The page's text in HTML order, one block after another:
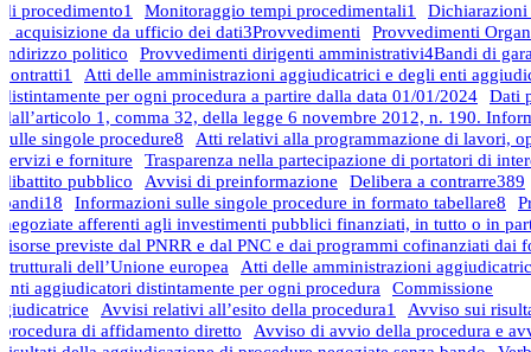
di procedimento1 Monitoraggio tempi procedimentali1
Dichiarazioni
e acquisizione da ufficio dei dati3Provvedimenti
Provvedimenti
indirizzo politico
Provvedimenti dirigenti amministrativi4Bandi di
contratti1
Atti delle amministrazioni aggiudicatrici e degli enti
distintamente per ogni procedura a partire dalla data 01/01/2024
Dati
dall’articolo 1, comma 32, della legge 6 novembre 2012, n. 190.
sulle singole procedure8
Atti relativi alla programmazione di lavori,
servizi e forniture
Trasparenza nella partecipazione di portatori di
dibattito pubblico
Avvisi di preinformazione Delibera a contrarre389
bandi18 Informazioni sulle singole procedure in formato tabellare8
negoziate afferenti agli investimenti pubblici finanziati, in tutto o in
risorse previste dal PNRR e dal PNC e dai programmi cofinanziati dai
strutturali dell’Unione europea
Atti delle amministrazioni
enti aggiudicatori distintamente per ogni procedura
Commissione
giudicatrice
Avvisi relativi all’esito della procedura1
Avviso sui
procedura di affidamento diretto
Avviso di avvio della procedura e